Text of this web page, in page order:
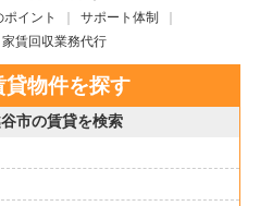
イント
サポート体制
家賃回収業務代行
貸物件を探す
市の賃貸を検索